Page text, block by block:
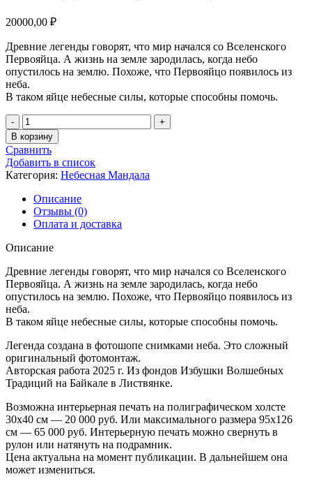
20000,00 ₽
Древние легенды говорят, что мир начался со Вселенского
Первояйца. А жизнь на земле зародилась, когда небо
опустилось на землю. Похоже, что Первояйцо появилось из
неба.
В таком яйце небесные силы, которые способны помочь.
Количество
товара
Легенда
о
Первояйце
-
29
В корзину
Сравнить
Добавить в список
Категория: Небесная Мандала
Описание
Отзывы (0)
Оплата и доставка
Описание
Древние легенды говорят, что мир начался со Вселенского
Первояйца. А жизнь на земле зародилась, когда небо
опустилось на землю. Похоже, что Первояйцо появилось из
неба.
В таком яйце небесные силы, которые способны помочь.
Легенда создана в фотошопе снимками неба. Это сложный
оригинальный фотомонтаж.
Авторская работа 2025 г. Из фондов Избушки Волшебных
Традиций на Байкале в Листвянке.
Возможна интерьерная печать на полиграфическом холсте
30х40 см — 20 000 руб. Или максимального размера 95х126
см — 65 000 руб. Интерьерную печать можно свернуть в
рулон или натянуть на подрамник.
Цена актуальна на момент публикации. В дальнейшем она
может измениться.